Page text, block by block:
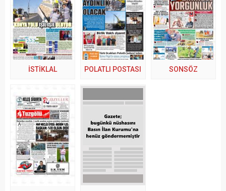
İSTİKLAL POLATLI POSTASI SONSÖZ